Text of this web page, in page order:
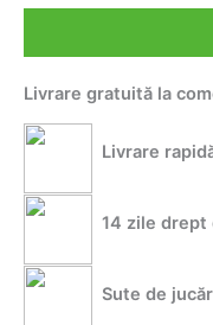
Flying
Fairy
Roz
Livrare gratuită la
Livrare
14 zile drept
Sute de